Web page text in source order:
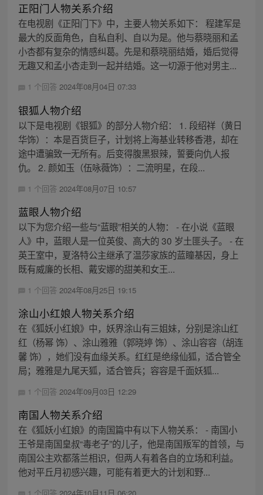
正阳门人物关系介绍
在电视剧《正阳门下》中，主要人物关系如下： 程建军是
最大的反面角色，自私自利、自以为是。他与蔡晓丽和孟
小杏都有复杂的情感纠葛。先是和蔡晓丽结婚，婚后觉得
无趣又和孟小杏走到一起并结婚。这一切源于他对男主...
1 个回答 2024年08月04日 07:33
银狐人物介绍
以下是电视剧《银狐》的部分人物介绍： 1. 段绍祥（黄日
华饰）：本是百货巨子，计划将上海基业转移香港，却在
途中遭骗致一无所有。后变得腹黑狠辣，誓要向仇人报
仇。 2. 颜如玉（伍咏薇饰）：二流明星，在段...
1 个回答 2024年08月07日 10:57
蓝眼人物介绍
以下为您介绍一些与“蓝眼”相关的人物： - 在小说《蓝眼
人》中，蓝眼人是一位英俊、高大的 30 岁土匪头子。 - 在
英王室中，夏洛特公主继承了温莎家族的蓝瞳基因，身上
既有威廉的长相、戴安娜的甜美和女王...
1 个回答 2024年08月25日 19:15
涂山小红娘人物关系介绍
在《狐妖小红娘》中，妖界涂山有三姐妹，分别是涂山红
红（杨幂 饰）、涂山雅雅（郭晓婷 饰）、涂山容容（胡连
馨 饰），她们没有血缘关系。红红是绝缘仙狐，适合管全
局；雅雅是九尾天狐，适合管兵；容容是千面妖狐...
1 个回答 2024年09月03日 12:29
南国人物关系介绍
在《狐妖小红娘》的南国篇中有以下人物关系： - 南国小
王爷是南国皇叔“毒老子”的儿子，他是南国叛军的首领，与
南国公主欢都落兰相识，但两人有着各自的立场和利益。
他对平丘月初感兴趣，可能有着更大的计划和野...